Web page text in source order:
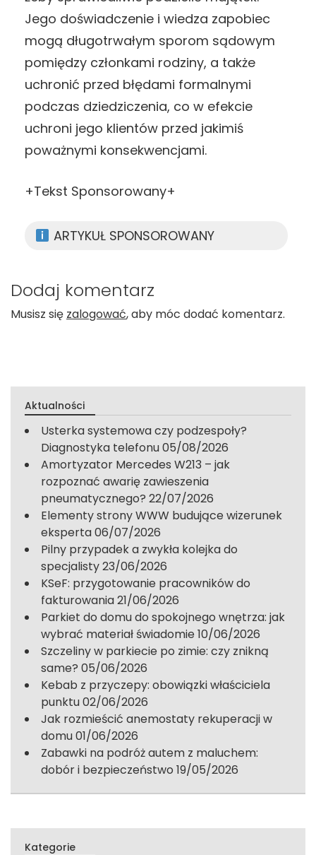
Jego doświadczenie i wiedza zapobiec
mogą długotrwałym sporom sądowym
pomiędzy członkami rodziny, a także
uchronić przed błędami formalnymi
podczas dziedziczenia, co w efekcie
uchroni jego klientów przed jakimiś
poważnymi konsekwencjami.
+Tekst Sponsorowany+
ARTYKUŁ SPONSOROWANY
Dodaj komentarz
Musisz się zalogować, aby móc dodać komentarz.
Aktualności
Usterka systemowa czy podzespoły?
Diagnostyka telefonu05/08/2026
Amortyzator Mercedes W213 – jak
rozpoznać awarię zawieszenia
pneumatycznego? 22/07/2026
Elementy strony WWW budujące wizerunek
eksperta06/07/2026
Pilny przypadek a zwykła kolejka do
specjalisty23/06/2026
KSeF: przygotowanie pracowników do
fakturowania21/06/2026
Parkiet do domu do spokojnego wnętrza: jak
wybrać materiał świadomie 10/06/2026
Szczeliny w parkiecie po zimie: czy znikną
same? 05/06/2026
Kebab z przyczepy: obowiązki właściciela
punktu02/06/2026
Jak rozmieścić anemostaty rekuperacji w
domu01/06/2026
Zabawki na podróż autem z maluchem:
dobór i bezpieczeństwo 19/05/2026
Kategorie